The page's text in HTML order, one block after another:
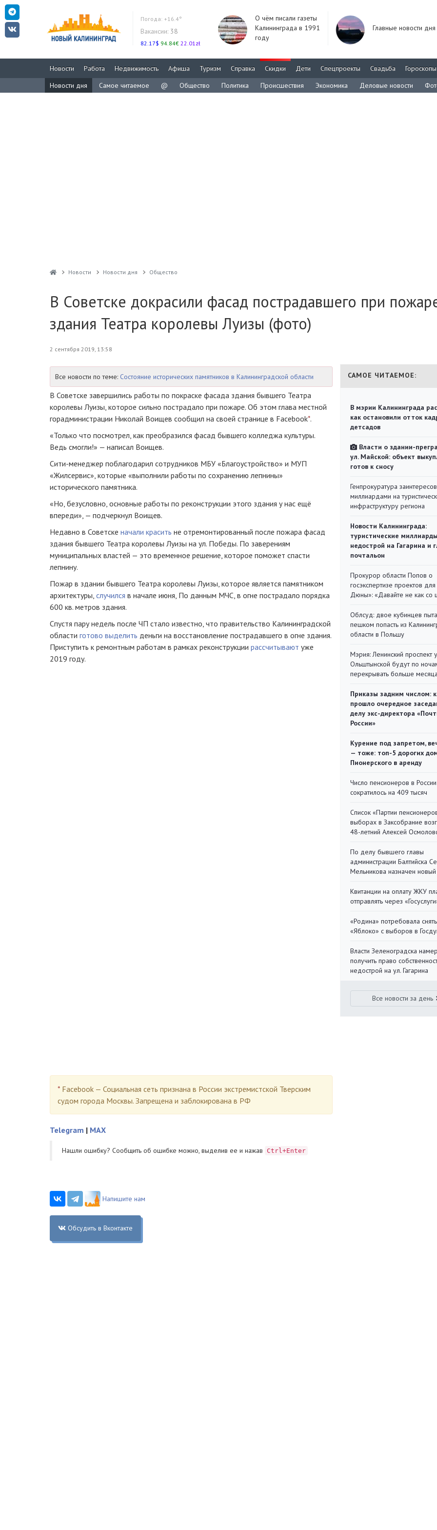
Погода: +16.4°
Вакансии: 38
82.17$ 94.84€ 22.01zł
О чём писали газеты
Калининграда в 1991
году
Главные новости дня
Новости Работа Недвижимость Афиша Туризм Справка Скидки Дети Спецпроекты Свадьба
Гороскопы
Новости дня
Самое читаемое @ Общество Политика Происшествия Экономика Деловые новости
Новости Новости дня Общество
В Советске докрасили фасад пострадавшего при
здания Театра королевы Луизы (фото)
2 сентября 2019, 13:58
Все новости по теме: Состояние исторических памятников в Калининградской области
В Советске завершились работы по покраске фасада здания бывшего Театра
королевы Луизы, которое сильно пострадало при пожаре. Об этом глава местной
горадминистрации Николай Воищев сообщил на своей странице в Facebook*.
«Только что посмотрел, как преобразился фасад бывшего колледжа культуры.
Ведь смогли!» — написал Воищев.
Сити-менеджер поблагодарил сотрудников МБУ «Благоустройство» и МУП
«Жилсервис», которые «выполнили работы по сохранению лепнины»
исторического памятника.
«Но, безусловно, основные работы по реконструкции этого здания у нас ещё
впереди», — подчеркнул Воищев.
Недавно в Советске начали красить не отремонтированный после пожара фасад
здания бывшего Театра королевы Луизы на ул. Победы. По заверениям
муниципальных властей — это временное решение, которое поможет спасти
лепнину.
Пожар в здании бывшего Театра королевы Луизы, которое является памятником
архитектуры, случился в начале июня, По данным МЧС, в огне пострадало порядка
600 кв. метров здания.
Спустя пару недель после ЧП стало известно, что правительство Калининградской
области готово выделить деньги на восстановление пострадавшего в огне здания.
Приступить к ремонтным работам в рамках реконструкции рассчитывают уже
2019 году.
* Facebook — Социальная сеть признана в России экстремистской Тверским
судом города Москвы. Запрещена и заблокирована в РФ
Telegram | MAX
Нашли ошибку? Cообщить об ошибке можно, выделив ее и нажав Ctrl+Enter
Напишите нам
Обсудить в Вконтакте
САМОЕ ЧИТАЕМОЕ:
В мэрии Калининграда
как остановили отток
детсадов
Власти о здании-
ул. Майской: объект
готов к сносу
Генпрокуратура
миллиардами на
инфраструктуру региона
Новости Калининграда:
туристические
недострой на Гагарина и
почтальон
Прокурор области Попов о
госэкспертизе проектов
Дюны»: «Давайте не как со
Облсуд: двое кубинцев
пешком попасть из
области в Польшу
Мэрия: Ленинский проспект у
Ольштынской будут по
перекрывать больше месяца
Приказы задним числом:
прошло очередное
делу экс-директора
России»
Курение под запретом,
— тоже: топ-5 дорогих
Пионерского в аренду
Число пенсионеров в
сократилось на 409 тысяч
Список «Партии
выборах в Заксобрание
48-летний Алексей
По делу бывшего главы
администрации Балтийска
Мельникова назначен новый
Квитанции на оплату ЖКУ
отправлять через
«Родина» потребовала снять
«Яблоко» с выборов в
Власти Зеленоградска
получить право
недострой на ул. Гагарина
Все новости за день